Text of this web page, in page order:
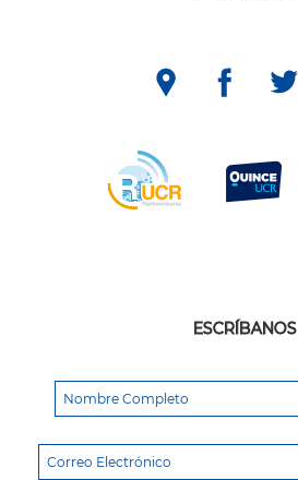
ESCRÍBANOS